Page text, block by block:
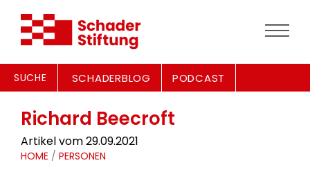
SUCHE SCHADERBLOG PODCAST
Richard Beecroft
Artikel vom 29.09.2021
HOME / PERSONEN